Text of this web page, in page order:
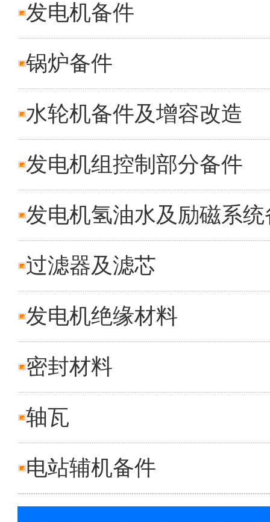
发电机备件
锅炉备件
水轮机备件及增容改造
发电机组控制部分备件
发电机氢油水及励磁系统
过滤器及滤芯
发电机绝缘材料
密封材料
轴瓦
电站辅机备件